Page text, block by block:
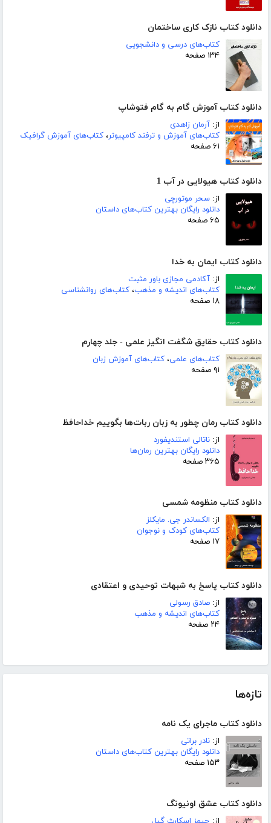
دانلود کتاب نازک کاری ساختمان
کتاب‌های درسی و دانشجویی
۱۳۴ صفحه
دانلود کتاب آموزش گام به گام فتوشاپ
از: آرمان زاهدی
کتاب‌های آموزش و ترفند کامپیوتر، کتاب‌های آموزش گرافیک
۶۱ صفحه
دانلود کتاب هیولایی در آب 1
از: سحر موتورچی
دانلود رایگان بهترین کتاب‌های داستان
۶۵ صفحه
دانلود کتاب ایمان به خدا
از: آکادمی مجازی باور مثبت
کتاب‌های اندیشه و مذهب، کتاب‌های روانشناسی
۱۸ صفحه
دانلود کتاب حقایق شگفت انگیز علمی - جلد چهارم
کتاب‌های علمی، کتاب‌های آموزش زبان
۹۱ صفحه
دانلود کتاب رمان چطور به زبان ربات‌ها بگوییم خداحافظ
از: ناتالی استندیفورد
دانلود رایگان بهترین رمان‌ها
۳۶۵ صفحه
دانلود کتاب منظومه شمسی
از: الکساندر جی. مایکلز
کتاب‌های کودک و نوجوان
۱۷ صفحه
دانلود کتاب پاسخ به شبهات توحیدی و اعتقادی
از: صادق رسولی
کتاب‌های اندیشه و مذهب
۲۴ صفحه
تازه‌ها
دانلود کتاب ماجرای یک نامه
از: نادر براتی
دانلود رایگان بهترین کتاب‌های داستان
۱۵۳ صفحه
دانلود کتاب عشق اونیونگ